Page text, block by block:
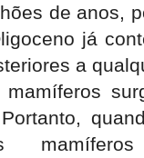
de anos,
já
a